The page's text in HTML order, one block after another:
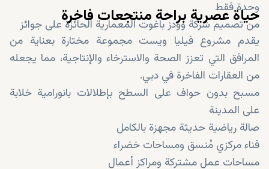
وحدة فقط
من تصميم شركة وودز باغوت المعمارية الحائزة على جوائز
حياة عصرية براحة منتجعات فاخرة
يقدم مشروع فيليا ويست مجموعة مختارة بعناية من
المرافق التي تعزز الصحة والاسترخاء والإنتاجية، مما يجعله
من العقارات الفاخرة في دبي.
مسبح بدون حواف على السطح بإطلالات بانورامية خلابة
على المدينة
صالة رياضية حديثة مجهزة بالكامل
فناء مركزي مُنسق ومساحات خضراء
مساحات عمل مشتركة ومراكز أعمال